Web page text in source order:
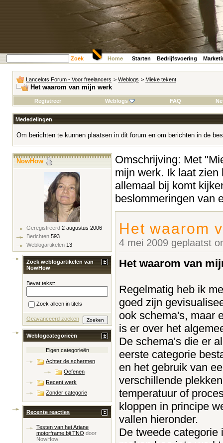
Zoek Home Starten Bedrijfsvoering
Lancelots Forum - Voor freelancers > Weblogs > Mieke tekent
Het waarom van mijn werk
Registreer Weblogs FAQ
Mededelingen
Om berichten te kunnen plaatsen in dit forum en om berichten in de
Omschrijving: Met
mijn werk. Ik laat
allemaal bij komt
beslommeringen van
Het waarom
4 mei 2009 geplaatst
Het waarom van
Regelmatig heb ik
goed zijn
ook schema's, maar
is er over het
De schema's die er
eerste categorie
en het gebruik van
verschillende
temperatuur of
kloppen in principe
vallen hieronder.
De tweede categorie
NowHow
Geregistreerd 2 augustus 2006
Berichten 593
Weblogartikelen 13
Zoek weblogartikelen van
NowHow
Bevat tekst:
Zoek alleen in titels
Geavanceerd zoeken
Weblogcategorieën
Eigen categorieën
Achter de schermen
Oefenen
Recent werk
Zonder categorie
Recente reacties
Testen van het Ariane
motorframe bij TNO door
NowHow